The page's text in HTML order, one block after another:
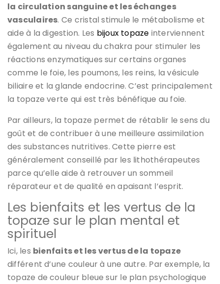
la circulation sanguine et les échanges
vasculaires. Ce cristal stimule le métabolisme et
aide à la digestion. Les bijoux topaze interviennent
également au niveau du chakra pour stimuler les
réactions enzymatiques sur certains organes
comme le foie, les poumons, les reins, la vésicule
biliaire et la glande endocrine. C’est principalement
la topaze verte qui est très bénéfique au foie.
Par ailleurs, la topaze permet de rétablir le sens du
goût et de contribuer à une meilleure assimilation
des substances nutritives. Cette pierre est
généralement conseillé par les lithothérapeutes
parce qu’elle aide à retrouver un sommeil
réparateur et de qualité en apaisant l’esprit.
Les bienfaits et les vertus de la
topaze sur le plan mental et
spirituel
Ici, les bienfaits et les vertus de la topaze
différent d’une couleur à une autre. Par exemple, la
topaze de couleur bleue sur le plan psychologique